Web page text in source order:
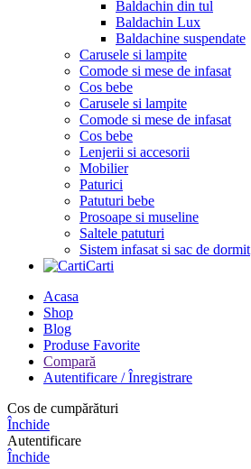
Baldachin din tul
Baldachin Lux
Baldachine suspendate
Carusele si lampite
Comode si mese de infasat
Cos bebe
Carusele si lampite
Comode si mese de infasat
Cos bebe
Lenjerii si accesorii
Mobilier
Paturici
Patuturi bebe
Prosoape si museline
Saltele patuturi
Sistem infasat si sac de dormit
Carti
Acasa
Shop
Blog
Produse Favorite
Compară
Autentificare / Înregistrare
Cos de cumpărături
Închide
Autentificare
Închide